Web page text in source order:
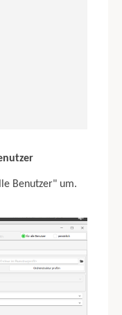
Benutzer" um.